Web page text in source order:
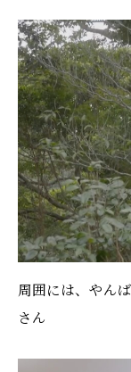
周囲には、やん
さん